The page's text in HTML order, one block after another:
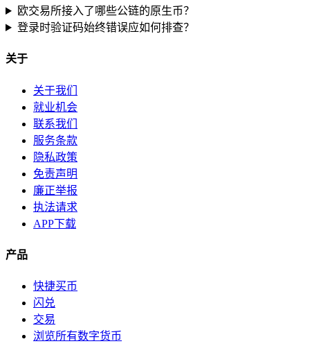
欧交易所接入了哪些公链的原生币？
登录时验证码始终错误应如何排查？
关于
关于我们
就业机会
联系我们
服务条款
隐私政策
免责声明
廉正举报
执法请求
APP下载
产品
快捷买币
闪兑
交易
浏览所有数字货币